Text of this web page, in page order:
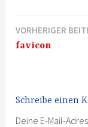
VORHERIGER
favicon
Schreibe einen
Deine E-Mail-